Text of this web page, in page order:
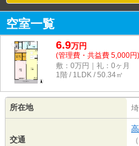
空室一覧
6.9万円
(管理費・共益費 5,000円)
敷：0万円｜礼：0ヶ月
1階 / 1LDK / 50.34㎡
所在地
交通